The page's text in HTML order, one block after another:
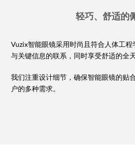
轻巧、舒适的
Vuzix智能眼镜采用时尚且符合人体工
与关键信息的联系，同时享受舒适的全
我们注重设计细节，确保智能眼镜的贴
户的多种需求。